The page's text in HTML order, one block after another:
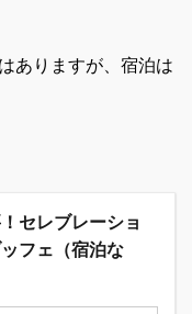
ありますが、宿泊は
セレブレーショ
フェ（宿泊な